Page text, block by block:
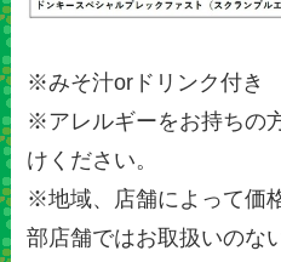
※みそ汁orドリンク付き
※アレルギーをお持ちの
けください。
※地域、店舗によって価
部店舗ではお取扱いのな